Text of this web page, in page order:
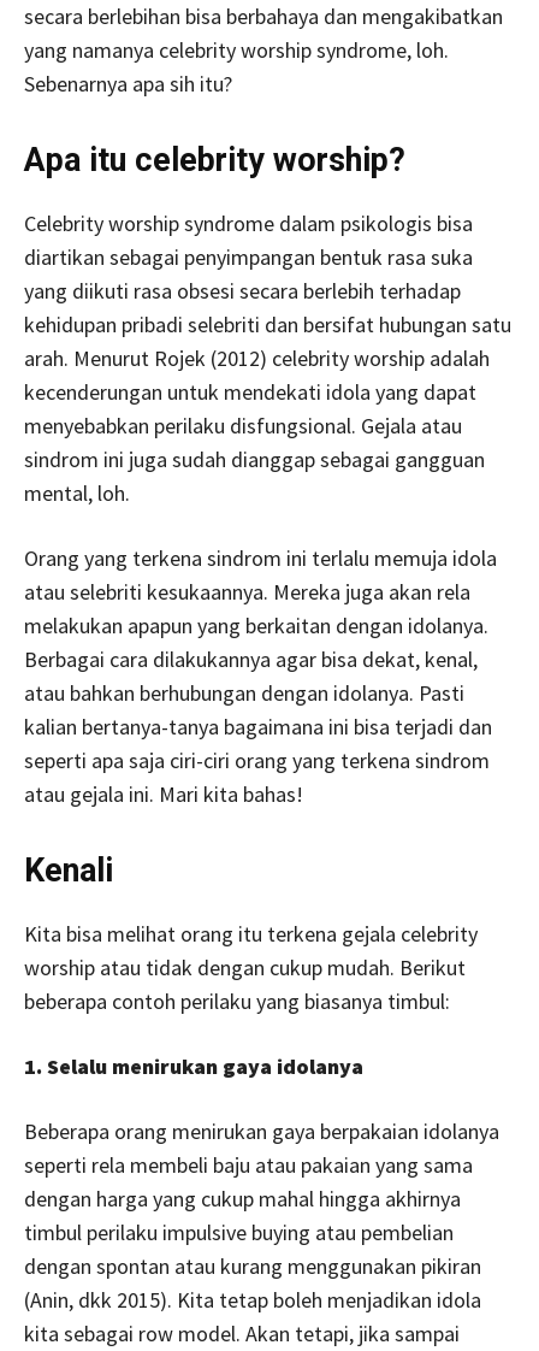
secara berlebihan bisa berbahaya dan mengakibatkan
yang namanya celebrity worship syndrome, loh.
Sebenarnya apa sih itu?
Apa itu celebrity worship?
Celebrity worship syndrome dalam psikologis bisa
diartikan sebagai penyimpangan bentuk rasa suka
yang diikuti rasa obsesi secara berlebih terhadap
kehidupan pribadi selebriti dan bersifat hubungan satu
arah. Menurut Rojek (2012) celebrity worship adalah
kecenderungan untuk mendekati idola yang dapat
menyebabkan perilaku disfungsional. Gejala atau
sindrom ini juga sudah dianggap sebagai gangguan
mental, loh.
Orang yang terkena sindrom ini terlalu memuja idola
atau selebriti kesukaannya. Mereka juga akan rela
melakukan apapun yang berkaitan dengan idolanya.
Berbagai cara dilakukannya agar bisa dekat, kenal,
atau bahkan berhubungan dengan idolanya. Pasti
kalian bertanya-tanya bagaimana ini bisa terjadi dan
seperti apa saja ciri-ciri orang yang terkena sindrom
atau gejala ini. Mari kita bahas!
Kenali
Kita bisa melihat orang itu terkena gejala celebrity
worship atau tidak dengan cukup mudah. Berikut
beberapa contoh perilaku yang biasanya timbul:
1. Selalu menirukan gaya idolanya
Beberapa orang menirukan gaya berpakaian idolanya
seperti rela membeli baju atau pakaian yang sama
dengan harga yang cukup mahal hingga akhirnya
timbul perilaku impulsive buying atau pembelian
dengan spontan atau kurang menggunakan pikiran
(Anin, dkk 2015). Kita tetap boleh menjadikan idola
kita sebagai row model. Akan tetapi, jika sampai